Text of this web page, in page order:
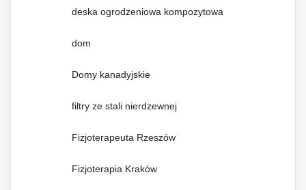
deska ogrodzeniowa kompozytowa
dom
Domy kanadyjskie
filtry ze stali nierdzewnej
Fizjoterapeuta Rzeszów
Fizjoterapia Kraków